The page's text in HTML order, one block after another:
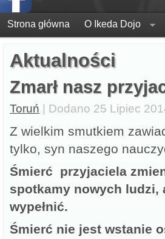
Strona główna O Ikeda Dojo
Aktualności
Zmarł nasz
Toruń | Dodano 25 Lipiec
Z wielkim smutkiem
tylko, syn naszego
Śmierć przyjaciela
spotkamy nowych
wypełnić.
Śmierć nie jest wstanie